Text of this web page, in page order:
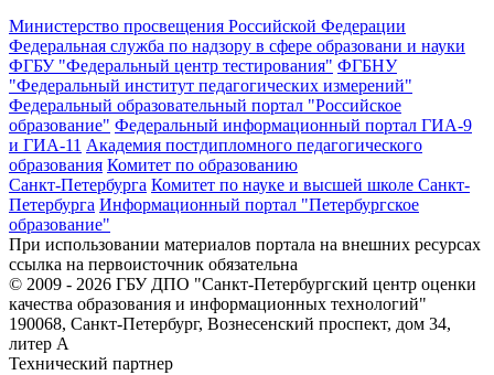
Министерство просвещения Российской Федерации
Федеральная служба по надзору в сфере образовани и науки
ФГБУ "Федеральный центр тестирования" ФГБНУ
"Федеральный институт педагогических измерений"
Федеральный образовательный портал "Российское
образование" Федеральный информационный портал ГИА-9
и ГИА-11 Академия постдипломного педагогического
образования Комитет по образованию
Санкт-Петербурга Комитет по науке и высшей школе Санкт-
Петербурга Информационный портал "Петербургское
образование"
При использовании материалов портала на внешних ресурсах
ссылка на первоисточник обязательна
© 2009 - 2026 ГБУ ДПО "Санкт-Петербургский центр оценки
качества образования и информационных технологий"
190068, Санкт-Петербург, Вознесенский проспект, дом 34,
литер А
Технический партнер